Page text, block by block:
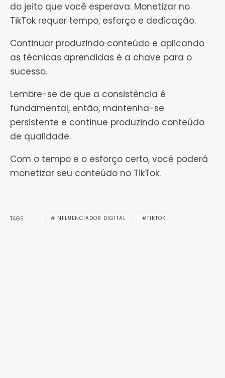
do jeito que você esperava. Monetizar no
TikTok requer tempo, esforço e dedicação.
Continuar produzindo conteúdo e aplicando
as técnicas aprendidas é a chave para o
sucesso.
Lembre-se de que a consistência é
fundamental, então, mantenha-se
persistente e continue produzindo conteúdo
de qualidade.
Com o tempo e o esforço certo, você poderá
monetizar seu conteúdo no TikTok.
TAGS INFLUENCIADOR DIGITAL TIKTOK